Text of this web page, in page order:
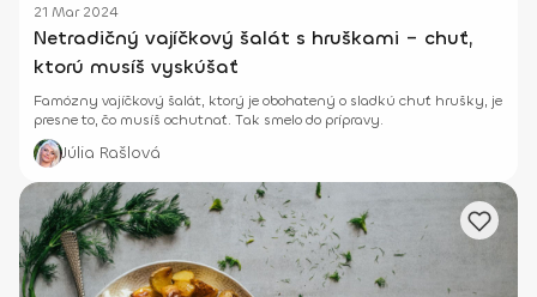
21 Mar 2024
Netradičný vajíčkový šalát s hruškami – chuť,
ktorú musíš vyskúšať
Famózny vajíčkový šalát, ktorý je obohatený o sladkú chuť hrušky, je
presne to, čo musíš ochutnať. Tak smelo do prípravy.
Júlia Rašlová